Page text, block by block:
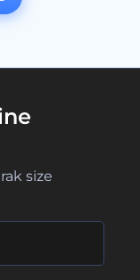
size